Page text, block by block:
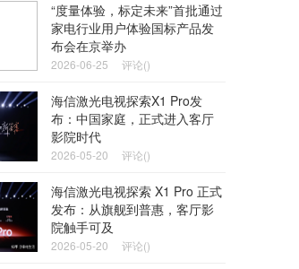
“度量体验，标定未来”首批通过
家电行业用户体验国标产品发
布会在京举办
2026-06-25 评论()
海信激光电视探索X1 Pro发
布：中国家庭，正式进入客厅
影院时代
2026-05-20 评论()
海信激光电视探索 X1 Pro 正式
发布：从旗舰到普惠，客厅影
院触手可及
2026-05-20 评论()